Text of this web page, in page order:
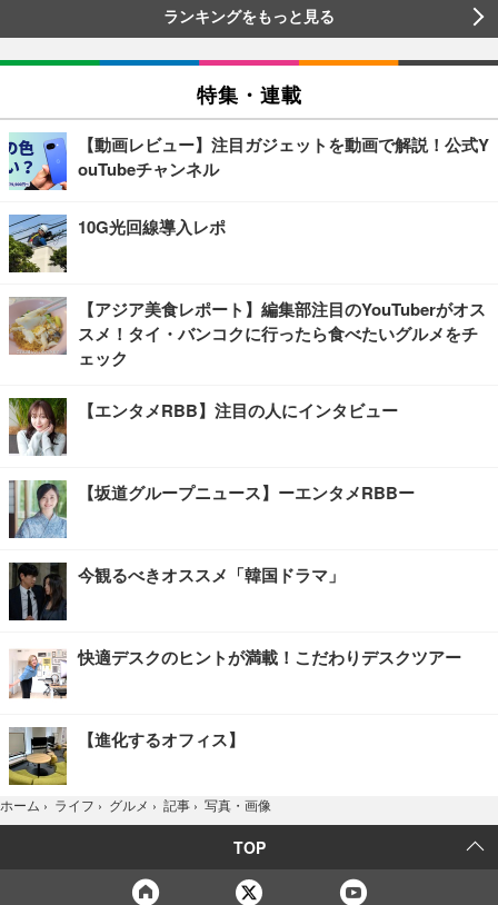
ランキングをもっと見る
特集・連載
【動画レビュー】注目ガジェットを動画で解説！公式Y
ouTubeチャンネル
10G光回線導入レポ
【アジア美食レポート】編集部注目のYouTuberがオス
スメ！タイ・バンコクに行ったら食べたいグルメをチ
ェック
【エンタメRBB】注目の人にインタビュー
【坂道グループニュース】ーエンタメRBBー
今観るべきオススメ「韓国ドラマ」
快適デスクのヒントが満載！こだわりデスクツアー
【進化するオフィス】
ホーム › ライフ › グルメ › 記事 › 写真・画像
TOP